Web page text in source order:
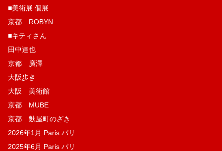
■美術展 個展
京都 ROBYN
■キティさん
田中達也
京都 廣澤
大阪歩き
大阪 美術館
京都 MUBE
京都 麩屋町のざき
2026年1月 Paris パリ
2025年6月 Paris パリ